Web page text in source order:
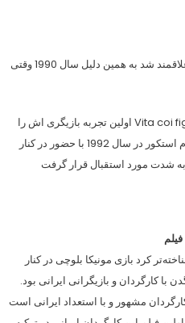
خانم بلوچی در کنار مدلینگ به بازیگری علاقمند شد به همین دلیل سال 1990 وقتی
او سپس همین سال با فیلم تلویزیونی Vita coi figli اولین تجربه بازیگری اش را
بدست آورد تا اینکه در فیلم دراکولای برام استکور در سال 1992 با حضور در کنار
به شدت مورد استقبال قرار گرفت
کرد بازی مونیکا بلوچی در کنار
با کارگردان و بازیگرانی ایرانی بود.
مشهور و با استعداد ایرانی است